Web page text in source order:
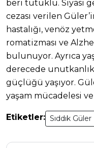
beri tutuklu. Siyasi
cezası verilen
hastalığı, venöz
romatizması ve
bulunuyor. Ayrıca
derecede
güçlüğü yaşıyor.
yaşam mücadelesi
Etiketler: Sıddık Güler